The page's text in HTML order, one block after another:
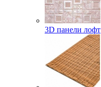
3D панели лофт